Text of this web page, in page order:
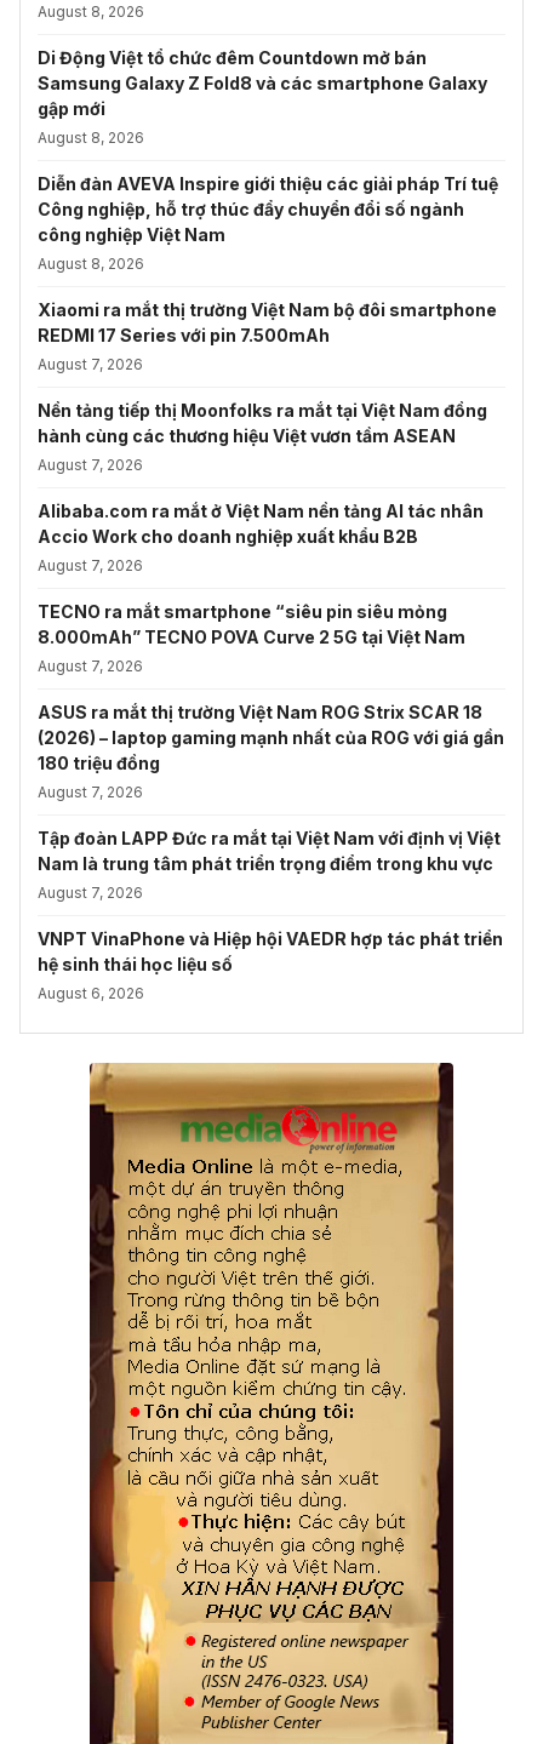
August 8, 2026
Di Động Việt tổ chức đêm Countdown mở bán
Samsung Galaxy Z Fold8 và các smartphone Galaxy
gập mới
August 8, 2026
Diễn đàn AVEVA Inspire giới thiệu các giải pháp Trí tuệ
Công nghiệp, hỗ trợ thúc đẩy chuyển đổi số ngành
công nghiệp Việt Nam
August 8, 2026
Xiaomi ra mắt thị trường Việt Nam bộ đôi smartphone
REDMI 17 Series với pin 7.500mAh
August 7, 2026
Nền tảng tiếp thị Moonfolks ra mắt tại Việt Nam đồng
hành cùng các thương hiệu Việt vươn tầm ASEAN
August 7, 2026
Alibaba.com ra mắt ở Việt Nam nền tảng AI tác nhân
Accio Work cho doanh nghiệp xuất khẩu B2B
August 7, 2026
TECNO ra mắt smartphone “siêu pin siêu mỏng
8.000mAh” TECNO POVA Curve 2 5G tại Việt Nam
August 7, 2026
ASUS ra mắt thị trường Việt Nam ROG Strix SCAR 18
(2026) – laptop gaming mạnh nhất của ROG với giá gần
180 triệu đồng
August 7, 2026
Tập đoàn LAPP Đức ra mắt tại Việt Nam với định vị Việt
Nam là trung tâm phát triển trọng điểm trong khu vực
August 7, 2026
VNPT VinaPhone và Hiệp hội VAEDR hợp tác phát triển
hệ sinh thái học liệu số
August 6, 2026